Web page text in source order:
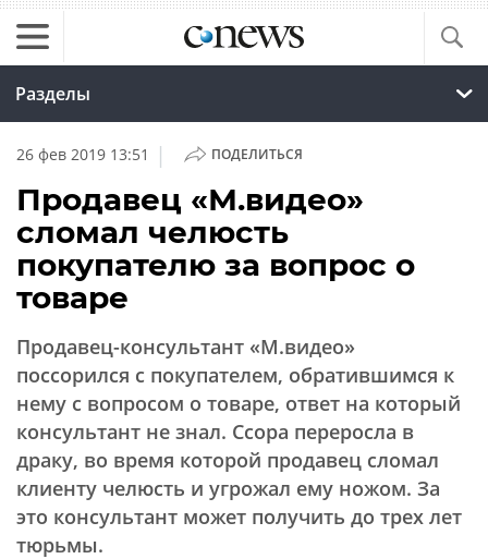
Разделы
26 фев 2019 13:51 | ПОДЕЛИТЬСЯ
Продавец «М.видео»
сломал челюсть
покупателю за вопрос о
товаре
Продавец-консультант «М.видео»
поссорился с покупателем, обратившимся к
нему с вопросом о товаре, ответ на который
консультант не знал. Ссора переросла в
драку, во время которой продавец сломал
клиенту челюсть и угрожал ему ножом. За
это консультант может получить до трех лет
тюрьмы.